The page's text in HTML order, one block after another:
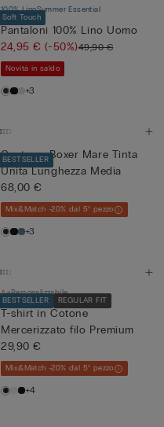
Soft Touch
100% LinoSummer Essential
Pantaloni 100% Lino Uomo
24,95 €(-50%)49,90 €
Novità in saldo
+3
BESTSELLER
Costume Boxer Mare Tinta
Unita Lunghezza Media
68,00 €
Mix&Match -20% dal 5° pezzo
+3
BESTSELLER REGULAR FIT
Personalizzabile
T-shirt in Cotone
Mercerizzato filo Premium
29,90 €
Mix&Match -20% dal 5° pezzo
+4